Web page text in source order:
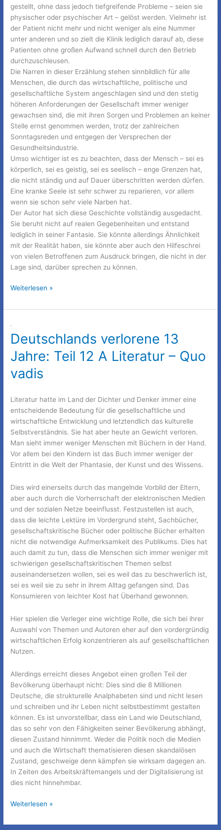
gestellt, ohne dass jedoch tiefgreifende Probleme – seien sie
physischer oder psychischer Art – gelöst werden. Vielmehr ist
der Patient nicht mehr und nicht weniger als eine Nummer
unter anderen und so zielt die Klinik lediglich darauf ab, diese
Patienten ohne großen Aufwand schnell durch den Betrieb
durchzuschleusen.
Die Narren in dieser Erzählung stehen sinnbildlich für alle
Menschen, die durch das wirtschaftliche, politische und
gesellschaftliche System angeschlagen sind und den stetig
höheren Anforderungen der Gesellschaft immer weniger
gewachsen sind, die mit ihren Sorgen und Problemen an keiner
Stelle ernst genommen werden, trotz der zahlreichen
Sonntagsreden und entgegen der Versprechen der
Gesundheitsindustrie.
Umso wichtiger ist es zu beachten, dass der Mensch – sei es
körperlich, sei es geistig, sei es seelisch – enge Grenzen hat,
die nicht ständig und auf Dauer überschritten werden dürfen.
Eine kranke Seele ist sehr schwer zu reparieren, vor allem
wenn sie schon sehr viele Narben hat.
Der Autor hat sich diese Geschichte vollständig ausgedacht.
Sie beruht nicht auf realen Gegebenheiten und entstand
lediglich in seiner Fantasie. Sie könnte allerdings Ähnlichkeit
mit der Realität haben, sie könnte aber auch den Hilfeschrei
von vielen Betroffenen zum Ausdruck bringen, die nicht in der
Lage sind, darüber sprechen zu können.
21
in
voller
Narren
Weiterlesen »
Deutschlands verlorene 13
Jahre: Teil 12 A Literatur – Quo
vadis
Literatur hatte im Land der Dichter und Denker immer eine
entscheidende Bedeutung für die gesellschaftliche und
wirtschaftliche Entwicklung und letztendlich das kulturelle
Selbstverständnis. Sie hat aber heute an Gewicht verloren.
Man sieht immer weniger Menschen mit Büchern in der Hand.
Vor allem bei den Kindern ist das Buch immer weniger der
Eintritt in die Welt der Phantasie, der Kunst und des Wissens.
Dies wird einerseits durch das mangelnde Vorbild der Eltern,
aber auch durch die Vorherrschaft der elektronischen Medien
und der sozialen Netze beeinflusst. Festzustellen ist auch,
dass die leichte Lektüre im Vordergrund steht, Sachbücher,
gesellschaftskritische Bücher oder politische Bücher erhalten
nicht die notwendige Aufmerksamkeit des Publikums. Dies hat
auch damit zu tun, dass die Menschen sich immer weniger mit
schwierigen gesellschaftskritischen Themen selbst
auseinandersetzen wollen, sei es weil das zu beschwerlich ist,
sei es weil sie zu sehr in ihrem Alltag gefangen sind. Das
Konsumieren von leichter Kost hat Überhand gewonnen.
Hier spielen die Verleger eine wichtige Rolle, die sich bei ihrer
Auswahl von Themen und Autoren eher auf den vordergründig
wirtschaftlichen Erfolg konzentrieren als auf gesellschaftlichen
Nutzen.
Allerdings erreicht dieses Angebot einen großen Teil der
Bevölkerung überhaupt nicht: Dies sind die 8 Millionen
Deutsche, die strukturelle Analphabeten sind und nicht lesen
und schreiben und ihr Leben nicht selbstbestimmt gestalten
können. Es ist unvorstellbar, dass ein Land wie Deutschland,
das so sehr von den Fähigkeiten seiner Bevölkerung abhängt,
diesen Zustand hinnimmt. Weder die Politik noch die Medien
und auch die Wirtschaft thematisieren diesen skandalösen
Zustand, geschweige denn kämpfen sie wirksam dagegen an.
In Zeiten des Arbeitskräftemangels und der Digitalisierung ist
dies nicht hinnehmbar.
Deutschlands
13
Weiterlesen »